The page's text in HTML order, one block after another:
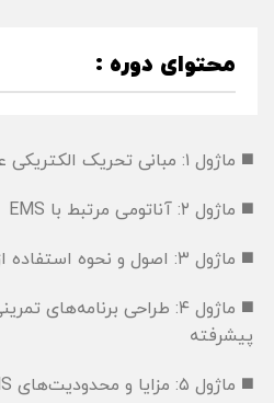
محتوای دوره :
◼️ ماژول ۱: مبانی تحریک الکتریکی عضلات (EMS)
◼️ ماژول ۲: آناتومی مرتبط با EMS
◼️ ماژول ۳: اصول و نحوه استفاده از دستگاه‌های EMS
پیشرفته
◼️ ماژول ۵: مزایا و محدودیت‌های EMS